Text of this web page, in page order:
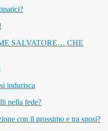
SALVATORE… CHE
indurisca
nella fede?
con il prossimo e tra sposi?